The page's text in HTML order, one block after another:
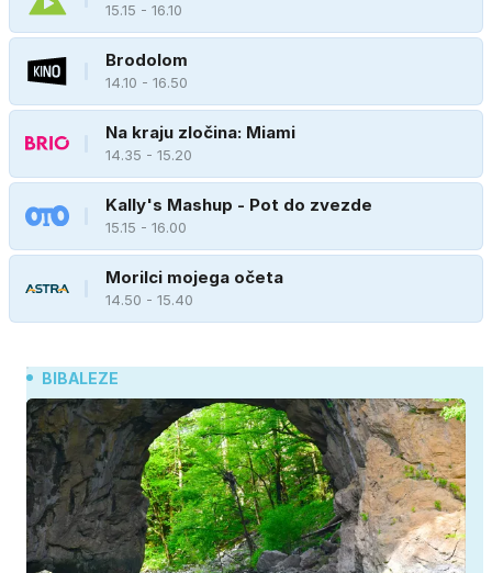
15.15 - 16.10
Brodolom
14.10 - 16.50
Na kraju zločina: Miami
14.35 - 15.20
Kally's Mashup - Pot do zvezde
15.15 - 16.00
Morilci mojega očeta
14.50 - 15.40
BIBALEZE